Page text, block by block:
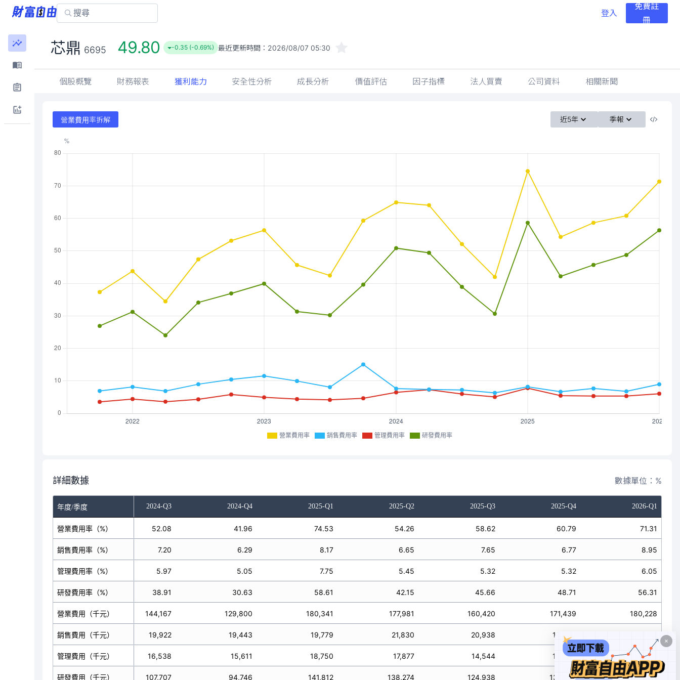
登入
免費註
冊
芯鼎 6695 49.80 -0.35 (-0.69%) 最近更新時間： 2026/08/07 05:30
個股概覽 財務報表 獲利能力 安全性分析 成長分析 價值評估 因子指標 法人買賣 公司資料 相關新聞
營業費用率拆解 近5年 季報
營業費用率 銷售費用率 管理費用率 研發費用率
詳細數據 數據單位：%
年度/季度
2024-Q2 2024-Q3 2024-Q4 2025-Q1 2025-Q2 2025-Q3 2025-Q4 2026-Q1
營業費用率（%）
銷售費用率（%）
管理費用率（%）
研發費用率（%）
營業費用（千元）
銷售費用（千元）
管理費用（千元）
研發費用（千元）
64.02 52.08 41.96 74.53 54.26 58.62 60.79 71.31
7.35 7.20 6.29 8.17 6.65 7.65 6.77 8.95
7.27 5.97 5.05 7.75 5.45 5.32 5.32 6.05
49.39 38.91 30.63 58.61 42.15 45.66 48.71 56.31
139,222 144,167 129,800 180,341 177,981 160,420 171,439 180,228
15,993 19,922 19,443 19,779 21,830 20,938 19,093
15,816 16,538 15,611 18,750 17,877 14,544 14,990 15,285
107,413 107,707 94,746 141,812 138,274 124,938 137,356 142,327